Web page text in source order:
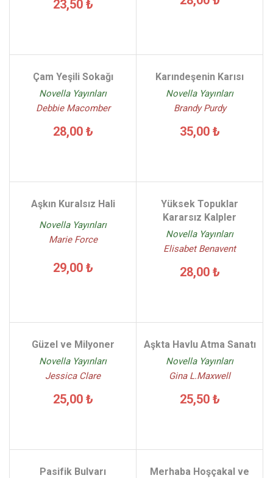
23,50 ₺
Çam Yeşili Sokağı
Novella Yayınları
Debbie Macomber
28,00 ₺
Karındeşenin Karısı
Novella Yayınları
Brandy Purdy
35,00 ₺
Aşkın Kuralsız Hali
Novella Yayınları
Marie Force
29,00 ₺
Yüksek Topuklar
Kararsız Kalpler
Novella Yayınları
Elisabet Benavent
28,00 ₺
Güzel ve Milyoner
Novella Yayınları
Jessica Clare
25,00 ₺
Aşkta Havlu Atma Sanatı
Novella Yayınları
Gina L.Maxwell
25,50 ₺
Pasifik Bulvarı
Merhaba Hoşçakal ve